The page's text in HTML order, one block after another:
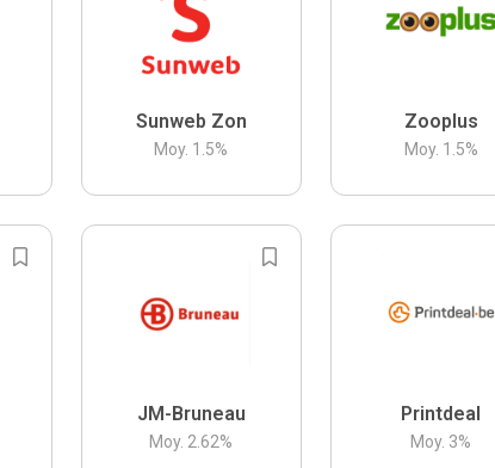
Sunweb Zon
Moy. 1.5%
Zooplus
Moy. 1.5%
JM-Bruneau
Moy. 2.62%
Printdeal
Moy. 3%